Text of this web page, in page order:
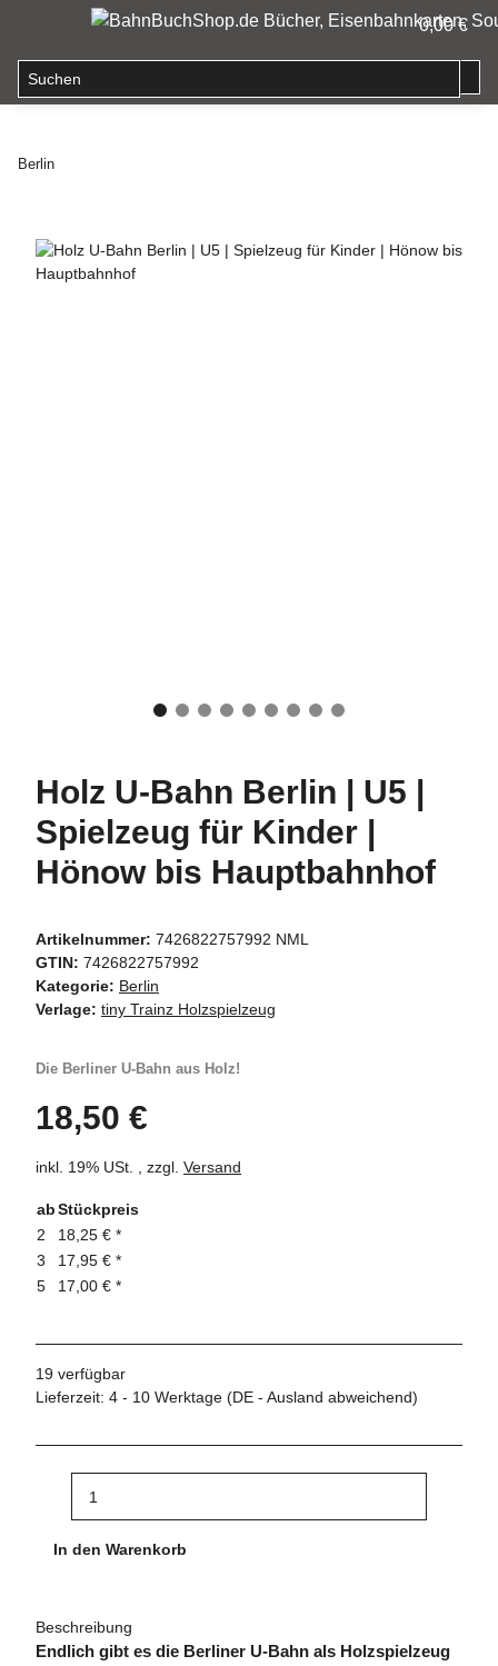
0,00 €
Berlin
Holz U-Bahn Berlin | U5 |
Spielzeug für Kinder |
Hönow bis Hauptbahnhof
Artikelnummer: 7426822757992 NML
GTIN: 7426822757992
Kategorie: Berlin
Verlage: tiny Trainz Holzspielzeug
Die Berliner U-Bahn aus Holz!
18,50 €
inkl. 19% USt. , zzgl. Versand
abStückpreis
2
18,25 € *
3
17,95 € *
5
17,00 € *
19 verfügbar
Lieferzeit: 4 - 10 Werktage (DE - Ausland abweichend)
In den Warenkorb
Beschreibung
Endlich gibt es die Berliner U-Bahn als Holzspielzeug